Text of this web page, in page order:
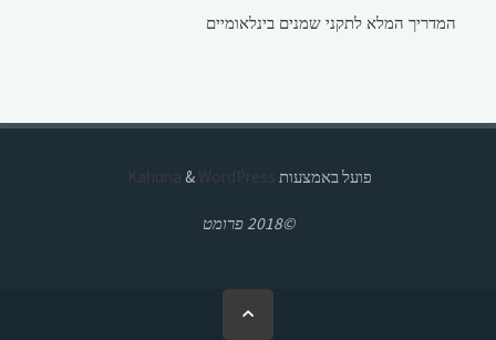
המדריך המלא לתקני שמנים בינלאומיים
פועל באמצעות & WordPress.
©2018 פרומט
בחזרה